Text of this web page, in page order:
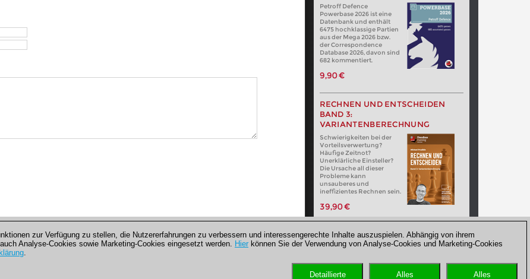
Petroff Defence
Powerbase 2026 ist eine
Datenbank und enthält
6475 hochklassige Partien
aus der Mega 2026 bzw.
der Correspondence
Database 2026, davon sind
682 kommentiert.
9,90 €
RECHNEN UND ENTSCHEIDEN
BAND 3:
VARIANTENBERECHNUNG
Schwierigkeiten bei der
Vorteilsverwertung?
Häufige Zeitnot?
Unerklärliche Einsteller?
Die Ursache all dieser
Probleme kann
unsauberes und
ineffizientes Rechnen sein.
39,90 €
zur Verfügung zu stellen, die Nutzererfahrungen zu verbessern und interessengerechte Inhalte auszuspielen. Abhängig von ihrem
Analyse-Cookies sowie Marketing-Cookies eingesetzt werden. Hier können Sie der Verwendung von Analyse-Cookies und Marketing-Cookies
.
Alles
Alles
Detaillierte